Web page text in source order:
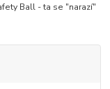
Ball - ta se "narazí"